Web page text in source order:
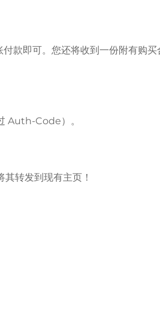
款即可。您还将收到一份附有购买
Auth-Code）。
转发到现有主页！